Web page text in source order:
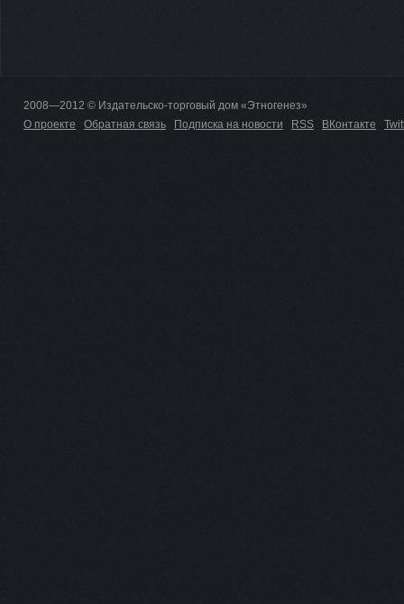
2008—2012 © Издательско-торговый дом «Этногенез»
О проекте
Обратная связь Подписка на новости RSS ВКонтакте